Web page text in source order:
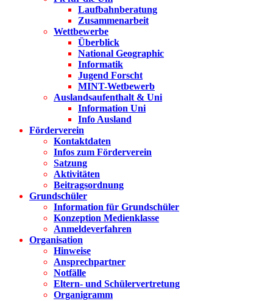
Laufbahnberatung
Zusammenarbeit
Wettbewerbe
Überblick
National Geographic
Informatik
Jugend Forscht
MINT-Wetbewerb
Auslandsaufenthalt & Uni
Information Uni
Info Ausland
Förderverein
Kontaktdaten
Infos zum Förderverein
Satzung
Aktivitäten
Beitragsordnung
Grundschüler
Information für Grundschüler
Konzeption Medienklasse
Anmeldeverfahren
Organisation
Hinweise
Ansprechpartner
Notfälle
Eltern- und Schülervertretung
Organigramm